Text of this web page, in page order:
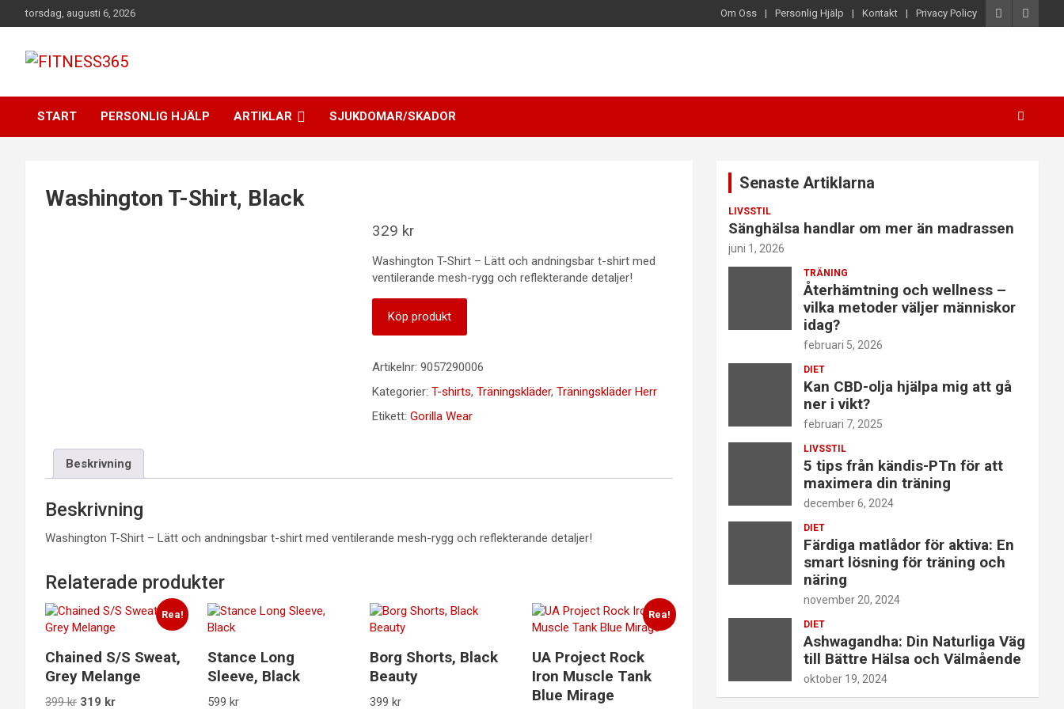
Hoppa
till
torsdag, augusti 6, 2026 Om Oss Personlig Hjälp Kontakt Privacy Policy
FITNESS365
START PERSONLIG HJÄLP ARTIKLAR SJUKDOMAR/SKADOR
Washington T-Shirt, Black
329 kr
Washington T-Shirt – Lätt och andningsbar t-shirt med
ventilerande mesh-rygg och reflekterande detaljer!
Köp produkt
Artikelnr: 9057290006
Kategorier: T-shirts, Träningskläder, Träningskläder Herr
Etikett: Gorilla Wear
Beskrivning
Beskrivning
Washington T-Shirt – Lätt och andningsbar t-shirt med ventilerande mesh-rygg och reflekterande detaljer!
Relaterade produkter
Rea!
Chained S/S Sweat,
Grey Melange
399kr Det
319 krDet
Stance Long
Sleeve, Black
599kr
Borg Shorts, Black
Beauty
399kr
Rea!
UA Project Rock
Iron Muscle Tank
Blue Mirage
Senaste Artiklarna
LIVSSTIL
Sänghälsa handlar om mer än madrassen
juni 1, 2026
TRÄNING
Återhämtning och wellness –
vilka metoder väljer människor
idag?
februari 5, 2026
DIET
Kan CBD-olja hjälpa mig att gå
ner i vikt?
februari 7, 2025
LIVSSTIL
5 tips från kändis-PTn för att
maximera din träning
december 6, 2024
DIET
Färdiga matlådor för aktiva: En
smart lösning för träning och
näring
november 20, 2024
DIET
Ashwagandha: Din Naturliga Väg
till Bättre Hälsa och Välmående
oktober 19, 2024